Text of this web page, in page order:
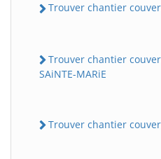
Trouver chantier
Trouver chantier
SAiNTE-MARiE
Trouver chantier